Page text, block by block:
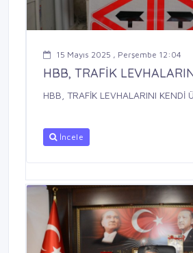
15 Mayıs 2025 , Perşembe 12:04
HBB, TRAFİK
HBB, TRAFİK LEVHALARINI KENDİ
İncele